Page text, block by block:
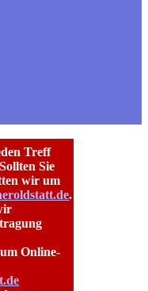
Treff
Sie
wir um
.
Online-